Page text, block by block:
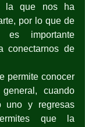
la que nos ha
por lo que de
es importante
conectarnos de
permite conocer
cuando
uno y regresas
que la